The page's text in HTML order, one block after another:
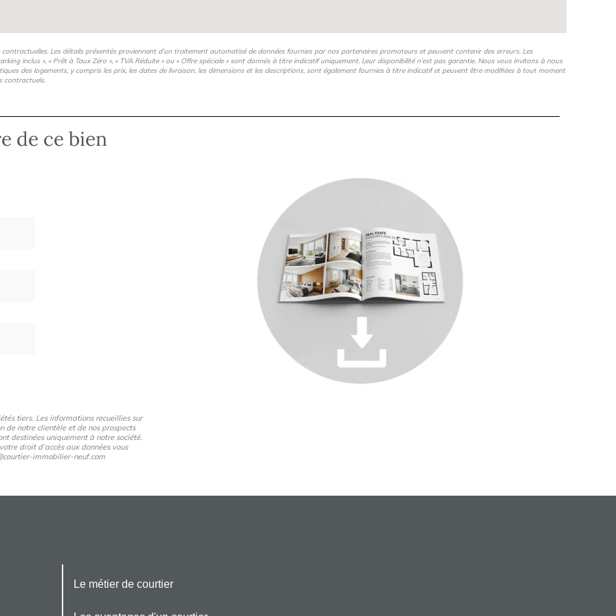
(plafonds Pinel)
en place des partenariats
: Création de votre SCI ou
meubles / cuisines
Garanties locatives et GLI
ou baignoire, avec meuble
Les détails présentés proviennent d’un traitement automatisé de données fournies par nos partenaires promoteurs et peuvent contenir des erreurs. Les
inclus », « Prêt à Taux Zéro », « TVA Réduite » ou « Offre spéciale » sont donnés à titre indicatif uniquement. Leur disponibilité n’est pas garantie. Nous vous invitons à nous
des logements, y compris les prix, les dates de livraison, les dimensions et les descriptions, sont également fournies à titre indicatif et peuvent être modifiées à tout moment
contractuels.
de ce bien
tiers. Les informations recueillies sur
de notre clientèle et de nos prospects
destinées uniquement à notre société.
droit d’accès aux données vous
immobilier-neuf.com
Le métier de courtier